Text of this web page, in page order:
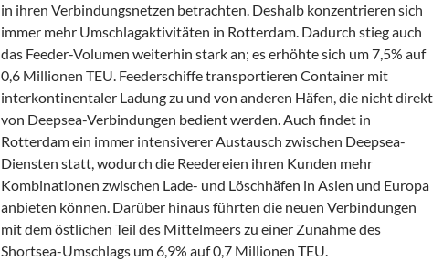
in ihren Verbindungsnetzen betrachten. Deshalb konzentrieren sich
immer mehr Umschlagaktivitäten in Rotterdam. Dadurch stieg auch
das Feeder-Volumen weiterhin stark an; es erhöhte sich um 7,5% auf
0,6 Millionen TEU. Feederschiffe transportieren Container mit
interkontinentaler Ladung zu und von anderen Häfen, die nicht direkt
von Deepsea-Verbindungen bedient werden. Auch findet in
Rotterdam ein immer intensiverer Austausch zwischen Deepsea-
Diensten statt, wodurch die Reedereien ihren Kunden mehr
Kombinationen zwischen Lade- und Löschhäfen in Asien und Europa
anbieten können. Darüber hinaus führten die neuen Verbindungen
mit dem östlichen Teil des Mittelmeers zu einer Zunahme des
Shortsea-Umschlags um 6,9% auf 0,7 Millionen TEU.